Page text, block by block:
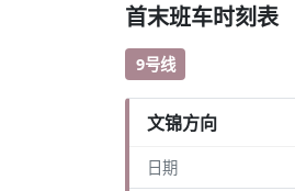
首末班车时刻表
9号线
文锦方向
日期